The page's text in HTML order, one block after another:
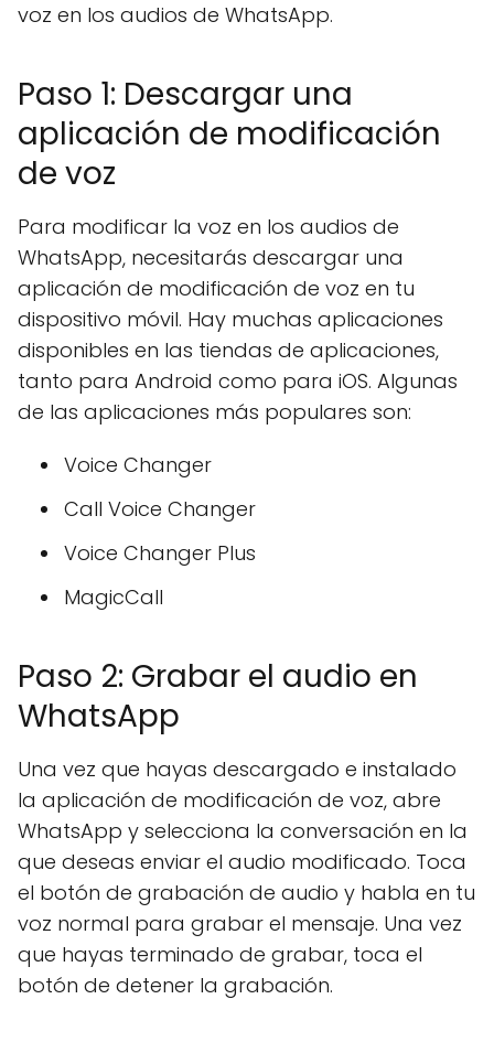
voz en los audios de WhatsApp.
Paso 1: Descargar una
aplicación de modificación
de voz
Para modificar la voz en los audios de
WhatsApp, necesitarás descargar una
aplicación de modificación de voz en tu
dispositivo móvil. Hay muchas aplicaciones
disponibles en las tiendas de aplicaciones,
tanto para Android como para iOS. Algunas
de las aplicaciones más populares son:
Voice Changer
Call Voice Changer
Voice Changer Plus
MagicCall
Paso 2: Grabar el audio en
WhatsApp
Una vez que hayas descargado e instalado
la aplicación de modificación de voz, abre
WhatsApp y selecciona la conversación en la
que deseas enviar el audio modificado. Toca
el botón de grabación de audio y habla en tu
voz normal para grabar el mensaje. Una vez
que hayas terminado de grabar, toca el
botón de detener la grabación.